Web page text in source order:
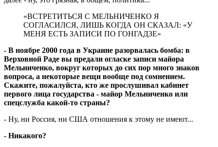
«ВСТРЕТИТЬСЯ С МЕЛЬНИЧЕНКО Я
СОГЛАСИЛСЯ, ЛИШЬ КОГДА ОН СКАЗАЛ: «У
МЕНЯ ЕСТЬ ЗАПИСИ ПО ГОНГАДЗЕ»
- В ноябре 2000 года в Украине разорвалась бомба: в
Верховной Раде вы предали огласке записи майора
Мельниченко, вокруг которых до сих пор много знаков
вопроса, а некоторые вещи вообще под сомнением.
Скажите, пожалуйста, кто же прослушивал кабинет
первого лица государства - майор Мельниченко или
спецслужба какой-то страны?
- Ну, ни Россия, ни США отношения к этому не имеют...
- Никакого?